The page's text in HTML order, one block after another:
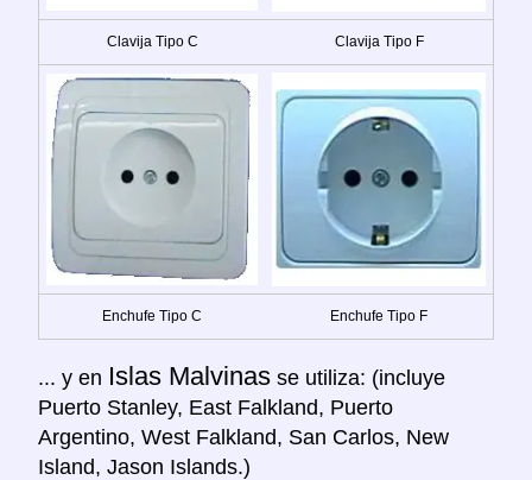
Clavija Tipo C Clavija Tipo F
Enchufe Tipo C Enchufe Tipo F
... y en Islas Malvinas se utiliza: (incluye
Puerto Stanley, East Falkland, Puerto
Argentino, West Falkland, San Carlos, New
Island, Jason Islands.)